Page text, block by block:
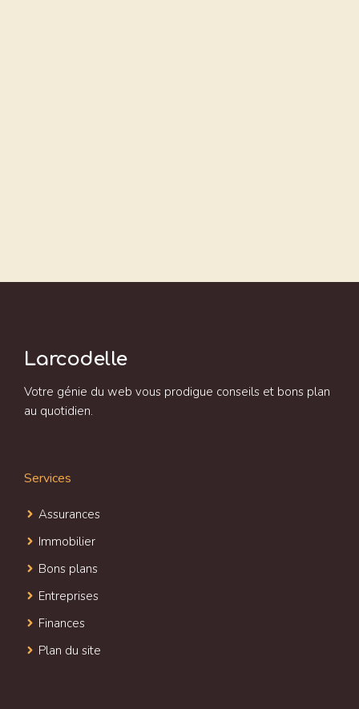
Larcodelle
Votre génie du web vous prodigue conseils et bons plan
au quotidien.
Services
Assurances
Immobilier
Bons plans
Entreprises
Finances
Plan du site